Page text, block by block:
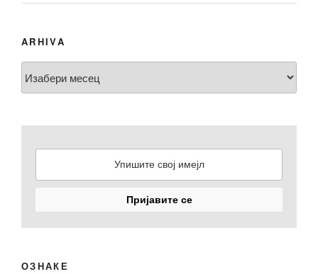
ARHIVA
ОЗНАКЕ